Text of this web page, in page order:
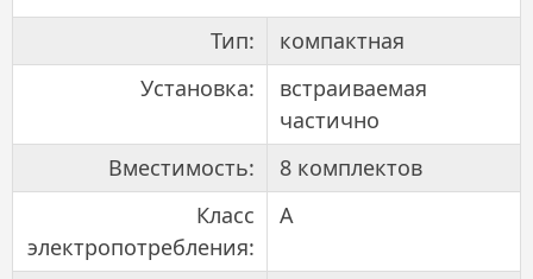
Тип:
компактная
Установка:
встраиваемая
частично
Вместимость:
8 комплектов
Класс
электропотребления:
A